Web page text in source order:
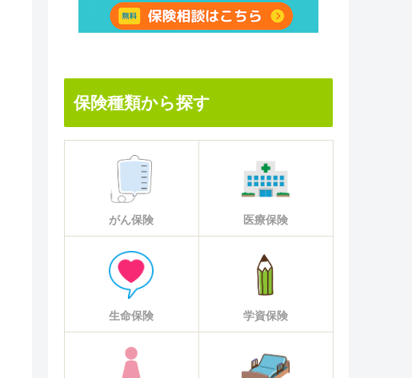
保険種類から探す
がん保険 医療保険
生命保険 学資保険